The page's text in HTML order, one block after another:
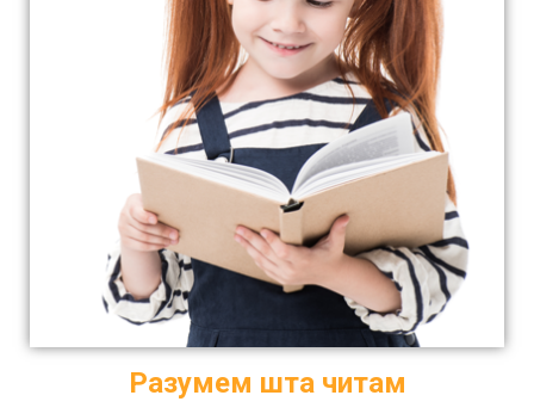
Разумем шта читам